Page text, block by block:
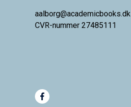
aalborg@academicbooks.dk
CVR-nummer 27485111